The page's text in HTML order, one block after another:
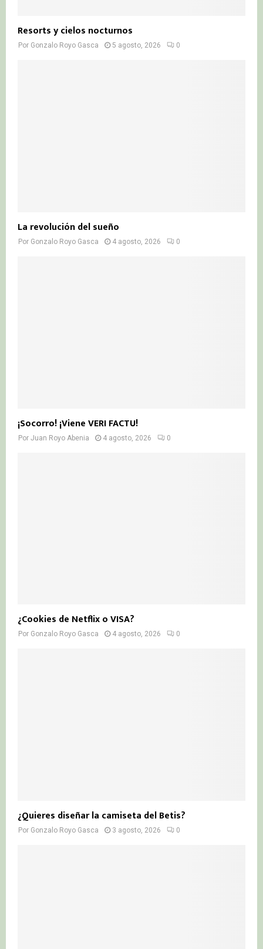
Resorts y cielos nocturnos
Por Gonzalo Royo Gasca 5 agosto, 2026 0
La revolución del sueño
Por Gonzalo Royo Gasca 4 agosto, 2026 0
¡Socorro! ¡Viene VERI FACTU!
Por Juan Royo Abenia 4 agosto, 2026 0
¿Cookies de Netflix o VISA?
Por Gonzalo Royo Gasca 4 agosto, 2026 0
¿Quieres diseñar la camiseta del Betis?
Por Gonzalo Royo Gasca 3 agosto, 2026 0